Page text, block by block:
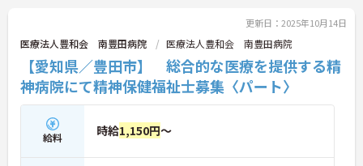
しいポイントです。有給休暇は1時間単位で取得でき
るので、「ちょっと用事を済ませたい」という時に
も便利。オンとオフを上手に切り替えて、自分らし
い働き方が実現できます。
◆タブレット端末を活用した介護記録システムを導
入♪スタッフ同士の情報共有もスムーズになり、
「ご利用者様と向き合う時間が増えた」と現場でも
好評です。効率よく働けます。
更新日：2025年10月14日
医療法人豊和会 南豊田病院 医療法人豊和会 南豊田病院
【愛知県／豊田市】 総合的な医療を提供する精
神病院にて精神保健福祉士募集〈パート〉
給料 時給1,150円～